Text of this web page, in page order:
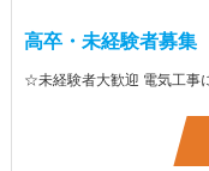
高卒・未経験者募集